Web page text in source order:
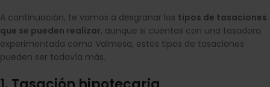
A continuación, te vamos a desgranar los tipos de tasaciones
que se pueden realizar, aunque si cuentas con una tasadora
experimentada como Valmesa, estos tipos de tasaciones
pueden ser todavía más.